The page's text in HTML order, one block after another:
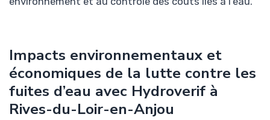
Impacts environnementaux et
économiques de la lutte contre les
fuites d’eau avec Hydroverif à
Rives-du-Loir-en-Anjou